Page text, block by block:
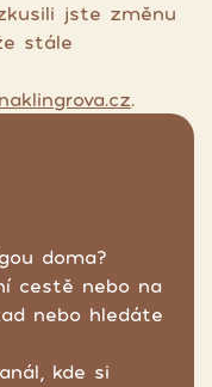
jste změnu
stále
.
doma?
cestě nebo na
nebo hledáte
kde si